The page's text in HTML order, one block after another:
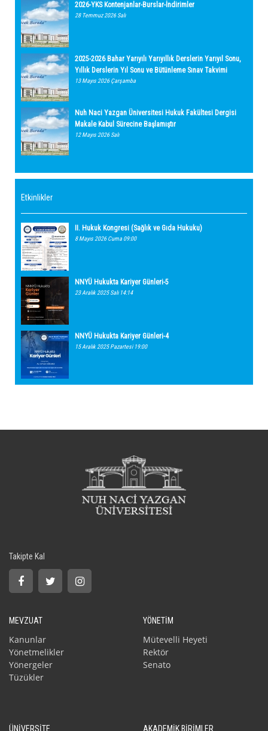
2026-YKS Kontenjanlar-Burslar-İndirimler
28 Temmuz 2026 Salı
2025-2026 Bahar Yarıyılı Yarıyıllık Derslerin Yarıyıl Sonu,
Yıllık Derslerin Yıl Sonu ve Bütünleme Sınav Takvimi
13 Mayıs 2026 Çarşamba
Nuh Naci Yazgan Üniversitesi Hukuk Fakültesi Dergisi
Makale Kabul Sürecine Başlamıştır
12 Mayıs 2026 Salı
Etkinlikler
II. Hukuk Kongresi (Sağlık ve Gıda Hukuku)
8 Mayıs 2026 Cuma 09:00
NNYÜ Hukukta Kariyer Günleri-5
23 Aralık 2025 Salı 14:14
NNYÜ Hukukta Kariyer Günleri-4
15 Aralık 2025 Pazartesi 19:00
Takipte Kal
MEVZUAT
Kanunlar
Yönetmelikler
Yönergeler
Tüzükler
YÖNETİM
Mütevelli Heyeti
Rektör
Senato
ÜNİVERSİTE AKADEMİK BİRİMLER